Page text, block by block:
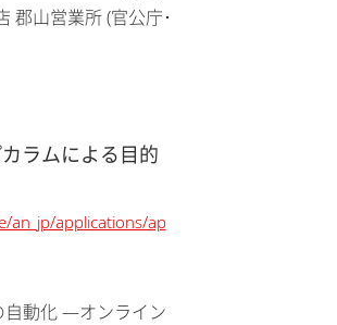
郡山営業所 (官公庁･
ラムによる目的
an_jp/applications/ap
自動化 —オンライン